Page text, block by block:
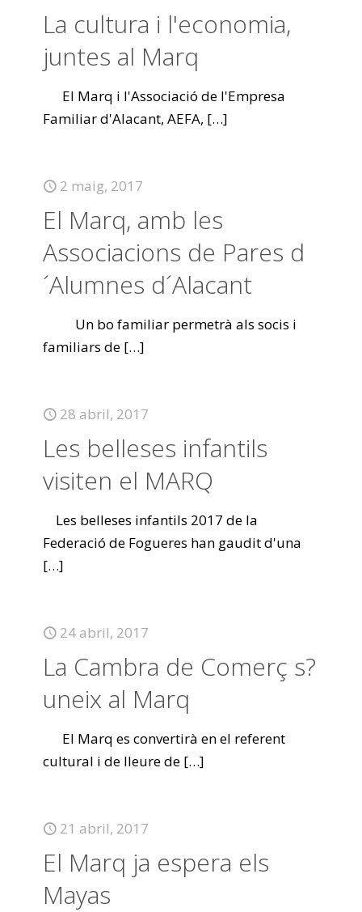
La cultura i l'economia,
juntes al Marq
El Marq i l'Associació de l'Empresa
Familiar d'Alacant, AEFA, […]
2 maig, 2017
El Marq, amb les
Associacions de Pares d
´Alumnes d´Alacant
Un bo familiar permetrà als socis i
familiars de […]
28 abril, 2017
Les belleses infantils
visiten el MARQ
Les belleses infantils 2017 de la
Federació de Fogueres han gaudit d'una
[…]
24 abril, 2017
La Cambra de Comerç s?
uneix al Marq
El Marq es convertirà en el referent
cultural i de lleure de […]
21 abril, 2017
El Marq ja espera els
Mayas